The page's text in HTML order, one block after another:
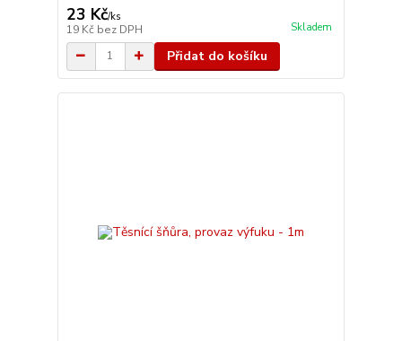
23 Kč/ks
19 Kč bez DPH Skladem
Přidat do košíku